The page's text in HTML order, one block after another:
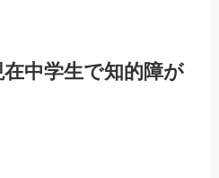
中学生で知的障が